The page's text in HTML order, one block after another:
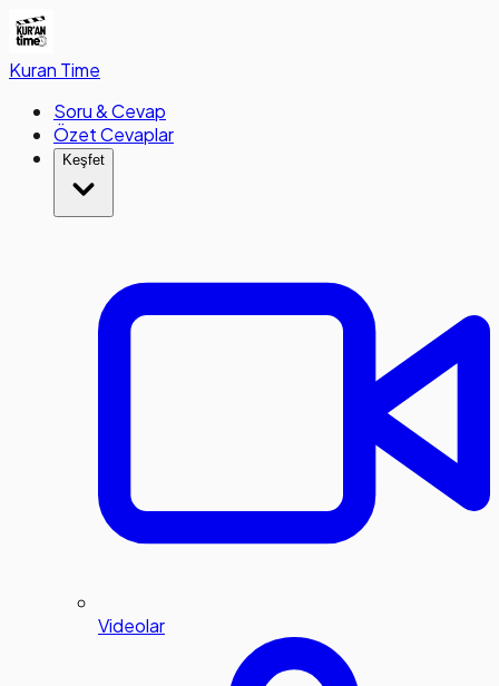
Kuran Time
Soru & Cevap
Özet Cevaplar
Keşfet
Videolar